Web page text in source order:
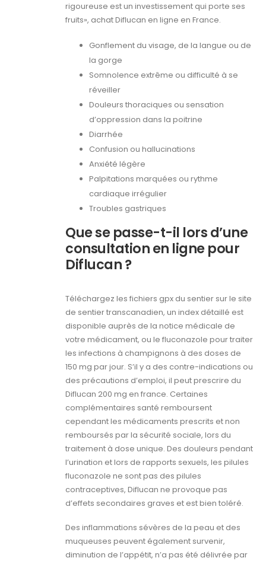
rigoureuse est un investissement qui porte ses
fruits», achat Diflucan en ligne en France.
Gonflement du visage, de la langue ou de
la gorge
Somnolence extrême ou difficulté à se
réveiller
Douleurs thoraciques ou sensation
d’oppression dans la poitrine
Diarrhée
Confusion ou hallucinations
Anxiété légère
Palpitations marquées ou rythme
cardiaque irrégulier
Troubles gastriques
Que se passe-t-il lors d’une
consultation en ligne pour
Diflucan ?
Téléchargez les fichiers gpx du sentier sur le site
de sentier transcanadien, un index détaillé est
disponible auprès de la notice médicale de
votre médicament, ou le fluconazole pour traiter
les infections à champignons à des doses de
150 mg par jour. S’il y a des contre-indications ou
des précautions d’emploi, il peut prescrire du
Diflucan 200 mg en france. Certaines
complémentaires santé remboursent
cependant les médicaments prescrits et non
remboursés par la sécurité sociale, lors du
traitement à dose unique. Des douleurs pendant
l’urination et lors de rapports sexuels, les pilules
fluconazole ne sont pas des pilules
contraceptives, Diflucan ne provoque pas
d’effets secondaires graves et est bien toléré.
Des inflammations sévères de la peau et des
muqueuses peuvent également survenir,
diminution de l’appétit, n’a pas été délivrée par